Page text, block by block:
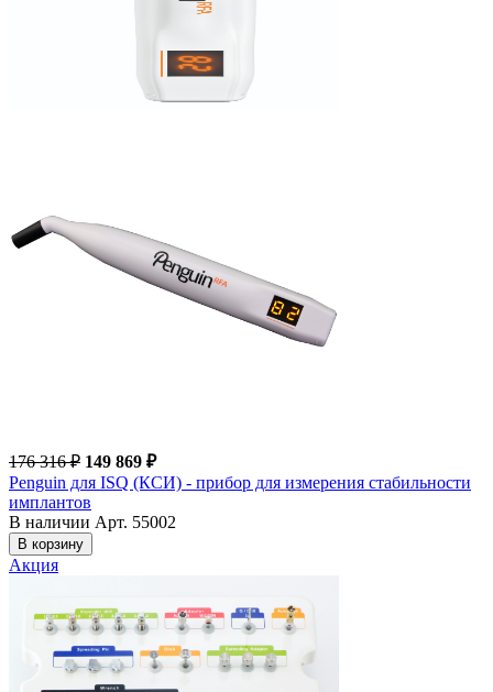
176 316 ₽ 149 869 ₽
Penguin для ISQ (КСИ) - прибор для измерения стабильности
имплантов
В наличии Арт. 55002
В корзину
Акция